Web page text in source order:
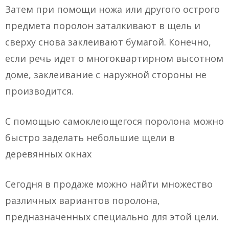
Затем при помощи ножа или другого острого
предмета поролон заталкивают в щель и
сверху снова заклеивают бумагой. Конечно,
если речь идет о многоквартирном высотном
доме, заклеивание с наружной стороны не
производится.
С помощью самоклеющегося поролона можно
быстро заделать небольшие щели в
деревянных окнах
Сегодня в продаже можно найти множество
различных вариантов поролона,
предназначенных специально для этой цели.